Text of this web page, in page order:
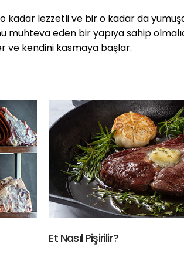
kadar lezzetli ve bir o kadar da
eden bir yapıya sahip
ve kendini kasmaya başlar.
Et Nasıl Pişirilir?